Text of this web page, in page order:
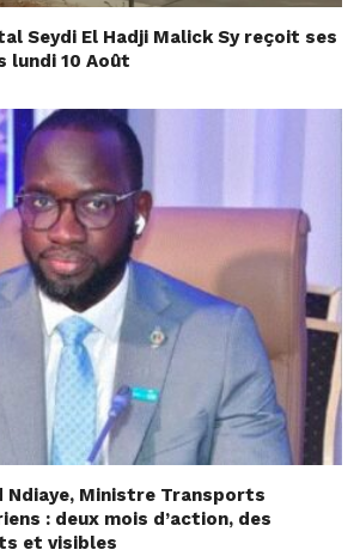
Seydi El Hadji Malick Sy reçoit ses
lundi 10 Août
Ndiaye, Ministre Transports
: deux mois d’action, des
et visibles